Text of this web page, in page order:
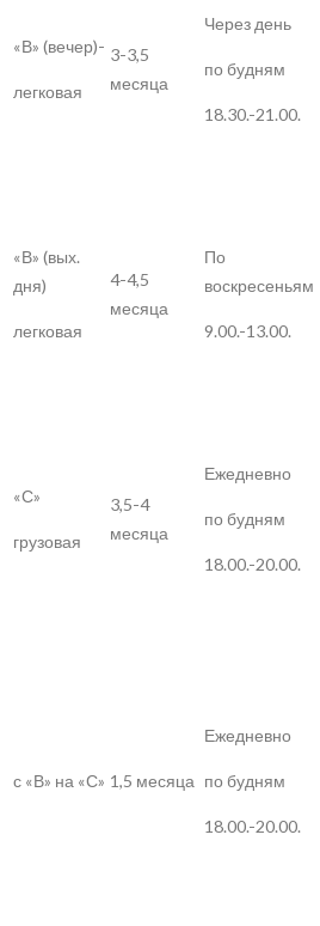
«В» (вечер)-
легковая
3-3,5
месяца
Через день
по будням
18.30.-21.00.
«В» (вых.
дня)
легковая
4-4,5
месяца
По
воскресеньям
9.00.-13.00.
«С»
грузовая
3,5-4
месяца
Ежедневно
по будням
18.00.-20.00.
с «В» на «С» 1,5 месяца
Ежедневно
по будням
18.00.-20.00.